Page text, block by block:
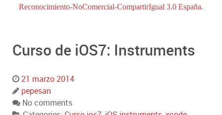
Reconocimiento-NoComercial-CompartirIgual 3.0 España.
Curso de iOS7: Instruments
21 marzo 2014
pepesan
No comments